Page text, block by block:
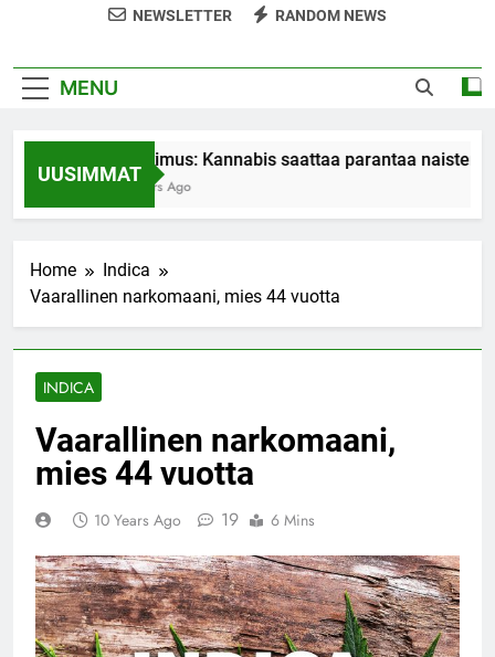
NEWSLETTER RANDOM NEWS
MENU
UUSIMMAT
Tutkimus: Kannabis saattaa parantaa naisten
7 Years Ago
Home
Indica
Vaarallinen narkomaani, mies 44 vuotta
INDICA
Vaarallinen narkomaani,
mies 44 vuotta
10 Years Ago 19 6 Mins